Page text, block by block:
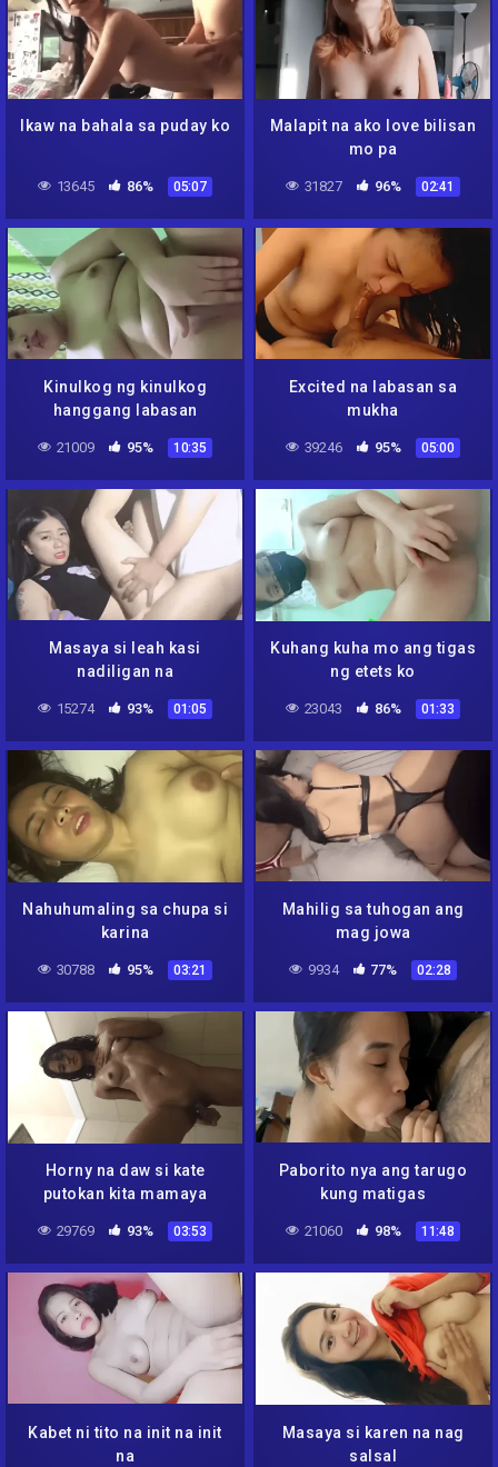
Ikaw na bahala sa puday ko
13645 86% 05:07
Malapit na ako love bilisan
mo pa
31827 96% 02:41
Kinulkog ng kinulkog
hanggang labasan
21009 95% 10:35
Excited na labasan sa
mukha
39246 95% 05:00
Masaya si leah kasi
nadiligan na
15274 93% 01:05
Kuhang kuha mo ang tigas
ng etets ko
23043 86% 01:33
Nahuhumaling sa chupa si
karina
30788 95% 03:21
Mahilig sa tuhogan ang
mag jowa
9934 77% 02:28
Horny na daw si kate
putokan kita mamaya
29769 93% 03:53
Paborito nya ang tarugo
kung matigas
21060 98% 11:48
Kabet ni tito na init na init
na
Masaya si karen na nag
salsal